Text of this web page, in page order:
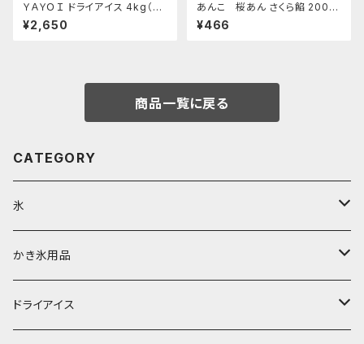
ＹＡＹＯＩ ドライアイス 4kg（出
荷時5kg弱）
¥2,650
あんこ 桜あん さくら餡 200ｇ
老舗 あんこ屋のこだわり餡【ク
リックポスト便】
¥466
商品一覧に戻る
CATEGORY
氷
富士天然水の氷
丸氷
かき氷用品
かき氷シロップ
ドライアイス